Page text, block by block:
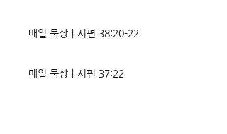
매일 묵상ㅣ시편 38:20-22
매일 묵상ㅣ시편 37:22